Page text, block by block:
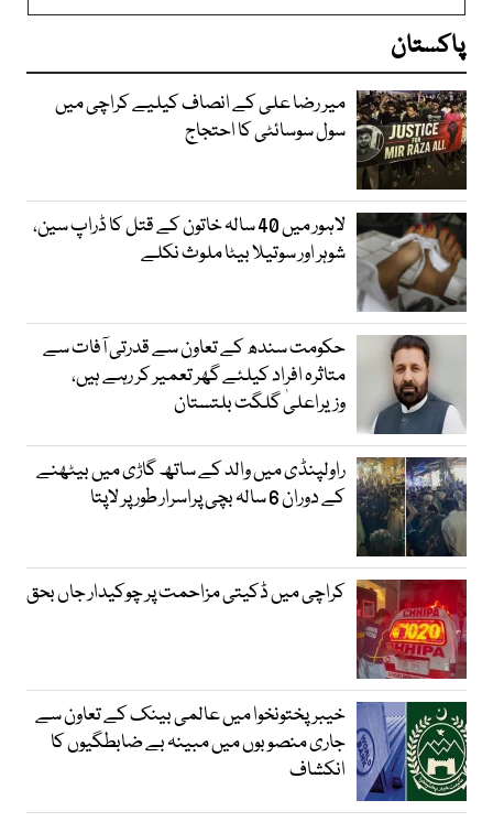
پاکستان
میر رضا علی کے انصاف کیلیے کراچی میں
سول سوسائٹی کا احتجاج
لاہور میں 40 سالہ خاتون کے قتل کا ڈراپ سین،
شوہر اور سوتیلا بیٹا ملوث نکلے
حکومت سندھ کے تعاون سے قدرتی آفات سے
متاثرہ افراد کیلئے گھر تعمیر کر رہے ہیں،
وزیراعلیٰ گلگت بلتستان
راولپنڈی میں والد کے ساتھ گاڑی میں بیٹھنے
کے دوران 6 سالہ بچی پراسرار طور پر لاپتا
کراچی میں ڈکیتی مزاحمت پر چوکیدار جاں بحق
خیبرپختونخوا میں عالمی بینک کے تعاون سے
جاری منصوبوں میں مبینہ بے ضابطگیوں کا
انکشاف